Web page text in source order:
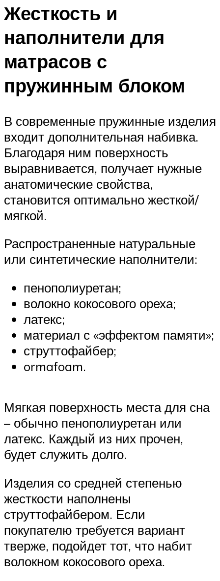
Жесткость и
наполнители для
матрасов с
пружинным блоком
В современные пружинные изделия
входит дополнительная набивка.
Благодаря ним поверхность
выравнивается, получает нужные
анатомические свойства,
становится оптимально жесткой/
мягкой.
Распространенные натуральные
или синтетические наполнители:
пенополиуретан;
волокно кокосового ореха;
латекс;
материал с «эффектом памяти»;
струттофайбер;
ormafoam.
Мягкая поверхность места для сна
– обычно пенополиуретан или
латекс. Каждый из них прочен,
будет служить долго.
Изделия со средней степенью
жесткости наполнены
струттофайбером. Если
покупателю требуется вариант
тверже, подойдет тот, что набит
волокном кокосового ореха.